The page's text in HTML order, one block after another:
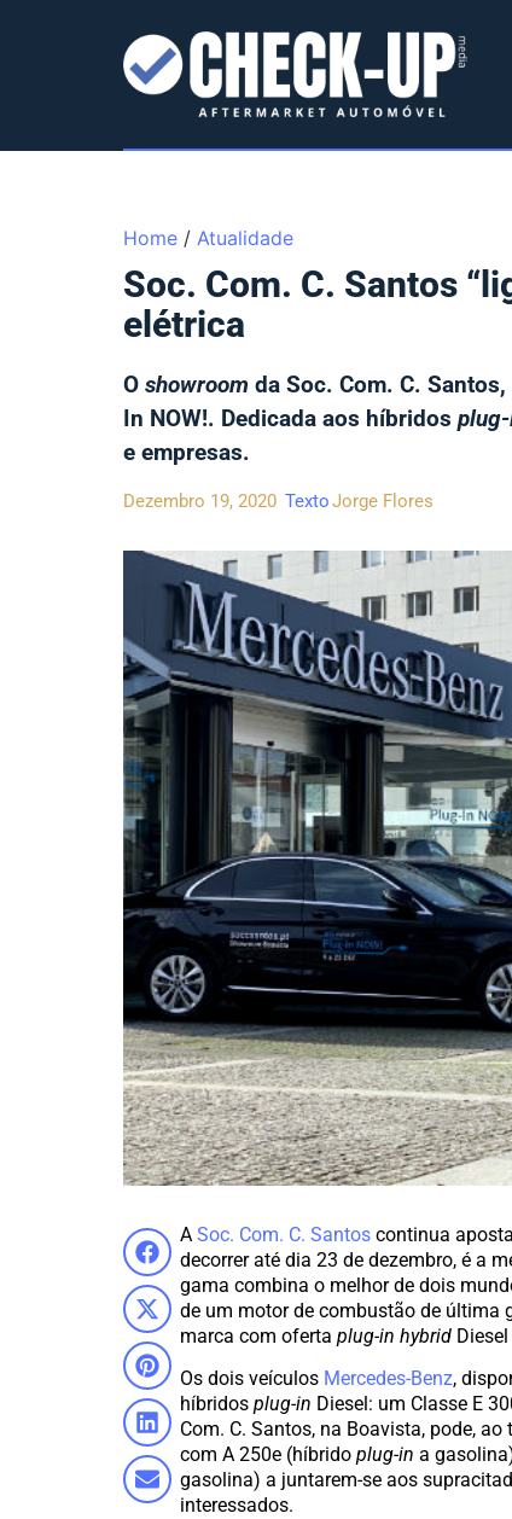
Home / Atualidade
Soc. Com. C. Santos
elétrica
O showroom da Soc. Com. C.
In NOW!. Dedicada aos híbridos
e empresas.
Dezembro 19, 2020 TextoJorge Flores
ASoc. Com. C. Santos continua
decorrer até dia 23 de dezembro, é a
gama combina o melhor de dois
de um motor de combustão de última
marca com ofertaplug-in hybrid
Os dois veículos Mercedes-Benz,
híbridosplug-in Diesel: um Classe E
Com. C. Santos, na Boavista, pode,
com A 250e (híbridoplug-in a
gasolina) a juntarem-se aos
interessados.